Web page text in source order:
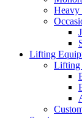
Heavy
Lifting
Lifting